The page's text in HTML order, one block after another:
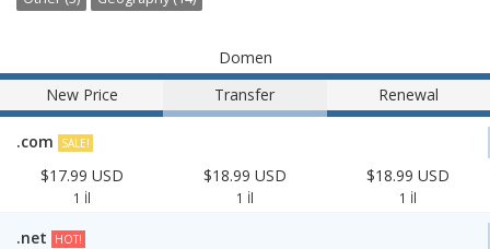
Domen
New Price
Transfer Renewal
.com SALE!
$17.99 USD
1 İl
$18.99 USD
1 İl
$18.99 USD
1 İl
.net HOT!